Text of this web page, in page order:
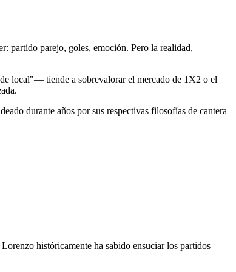
partido parejo, goles, emoción. Pero la realidad,
local"— tiende a sobrevalorar el mercado de 1X2 o el
durante años por sus respectivas filosofías de cantera
históricamente ha sabido ensuciar los partidos